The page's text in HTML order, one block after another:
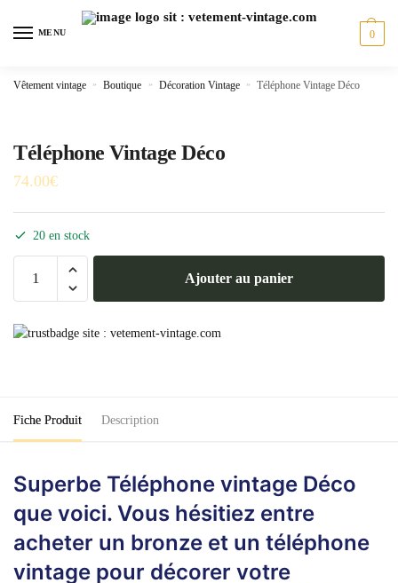
MENU 0
Vêtement vintage » Boutique » Décoration Vintage » Téléphone Vintage Déco
Téléphone Vintage Déco
74.00€
20 en stock
Vintage
Ajouter au panier
Fiche Produit Description
Superbe Téléphone vintage Déco
que voici. Vous hésitiez entre
acheter un bronze et un téléphone
vintage pour décorer votre